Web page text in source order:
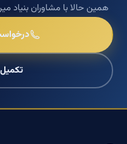
همین حالا با مشاوران بنیاد